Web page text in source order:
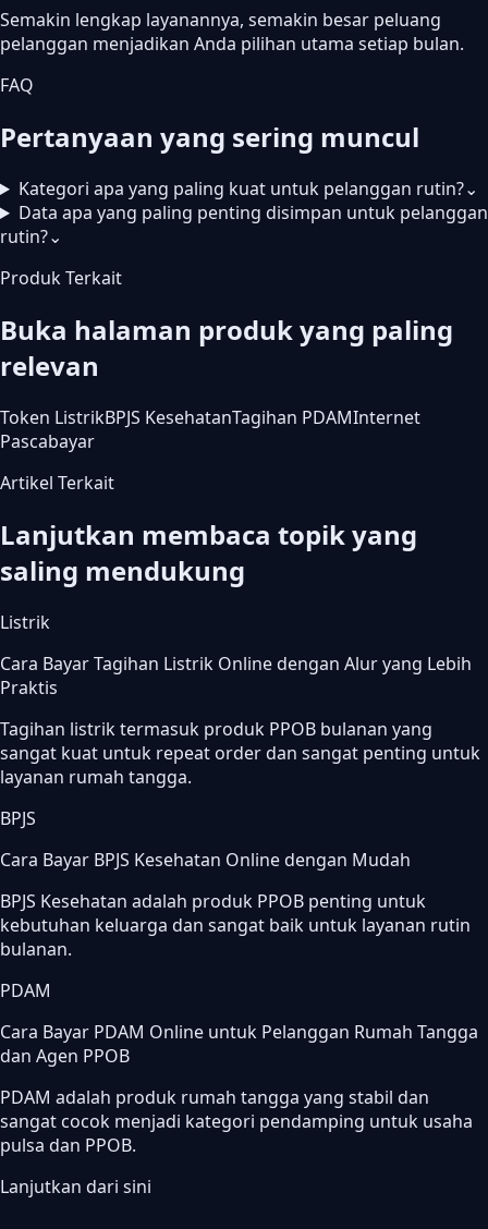
Semakin lengkap layanannya, semakin besar peluang
pelanggan menjadikan Anda pilihan utama setiap bulan.
FAQ
Pertanyaan yang sering muncul
Kategori apa yang paling kuat untuk pelanggan rutin?⌄
Data apa yang paling penting disimpan untuk pelanggan
rutin?⌄
Produk Terkait
Buka halaman produk yang paling
relevan
Token ListrikBPJS KesehatanTagihan PDAMInternet
Pascabayar
Artikel Terkait
Lanjutkan membaca topik yang
saling mendukung
Listrik
Cara Bayar Tagihan Listrik Online dengan Alur yang Lebih
Praktis
Tagihan listrik termasuk produk PPOB bulanan yang
sangat kuat untuk repeat order dan sangat penting untuk
layanan rumah tangga.
BPJS
Cara Bayar BPJS Kesehatan Online dengan Mudah
BPJS Kesehatan adalah produk PPOB penting untuk
kebutuhan keluarga dan sangat baik untuk layanan rutin
bulanan.
PDAM
Cara Bayar PDAM Online untuk Pelanggan Rumah Tangga
dan Agen PPOB
PDAM adalah produk rumah tangga yang stabil dan
sangat cocok menjadi kategori pendamping untuk usaha
pulsa dan PPOB.
Lanjutkan dari sini